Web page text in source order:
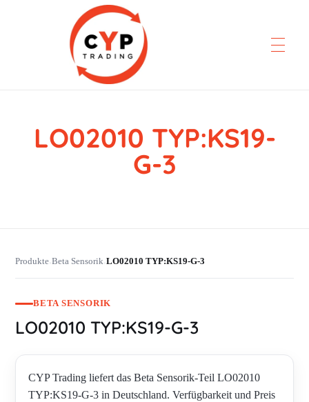
CYP Trading
Professionelle Ersatzteilbeschaffung
LO02010 TYP:KS19-
G-3
Produkte›Beta Sensorik›LO02010 TYP:KS19-G-3
BETA SENSORIK
LO02010 TYP:KS19-G-3
CYP Trading liefert das Beta Sensorik-Teil LO02010
TYP:KS19-G-3 in Deutschland. Verfügbarkeit und Preis